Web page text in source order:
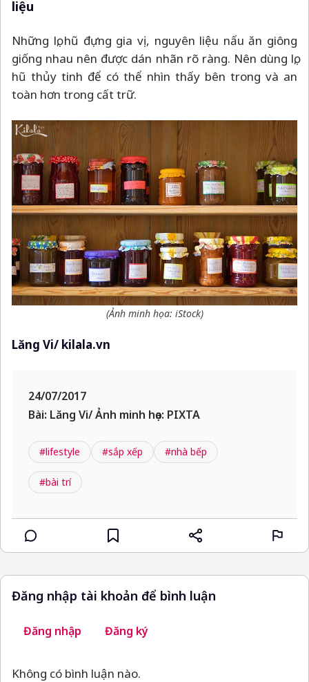
liệu
Những lọ, hũ đựng gia vị, nguyên liệu nấu ăn giông
giống nhau nên được dán nhãn rõ ràng. Nên dùng lọ,
hũ thủy tinh để có thể nhìn thấy bên trong và an
toàn hơn trong cất trữ.
(Ảnh minh họa: iStock)
Lăng Vi/ kilala.vn
24/07/2017
Bài: Lăng Vi/ Ảnh minh họa: PIXTA
#lifestyle #sắp xếp #nhà bếp
#bài trí
Đăng nhập tài khoản để bình luận
Đăng nhập Đăng ký
Không có bình luận nào.